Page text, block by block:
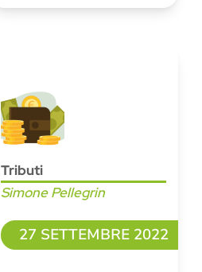
Tributi
Simone Pellegrin
27 SETTEMBRE 2022